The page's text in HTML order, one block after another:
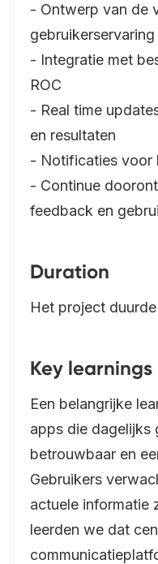
- Ontwerp van de
gebruikerservaring
- Integratie met
ROC
- Real time
en resultaten
- Notificaties voor
- Continue
feedback en
Duration
Het project
Key learnings
Een belangrijke
apps die dagelijks
betrouwbaar en
Gebruikers
actuele informatie
leerden we dat